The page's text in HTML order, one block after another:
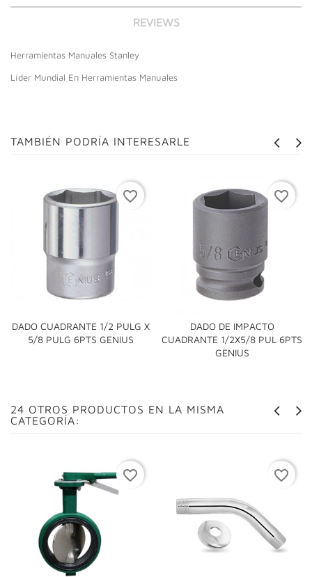
REVIEWS
Herramientas Manuales Stanley
Líder Mundial En Herramientas Manuales
TAMBIÉN PODRÍA INTERESARLE
DADO CUADRANTE 1/2 PULG X
5/8 PULG 6PTS GENIUS
favorite_border
DADO DE IMPACTO
CUADRANTE 1/2X5/8 PUL 6PTS
GENIUS
favorite_border
24 OTROS PRODUCTOS EN LA MISMA
CATEGORÍA:
favorite_border favorite_border